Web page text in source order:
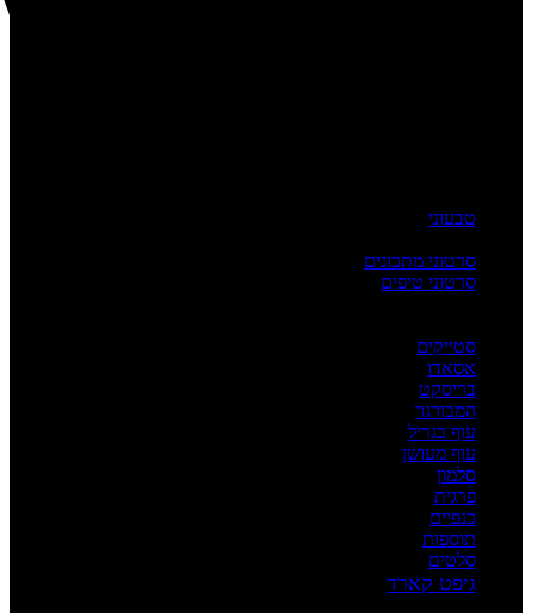
טבעוני
סרטוני מתכונים
סרטוני טיפים
סטייקים
אסאדו
בריסקט
המבורגר
עוף בגריל
עוף מעושן
סלמון
פרגית
כנפיים
תוספות
סלטים
גיפט קארד